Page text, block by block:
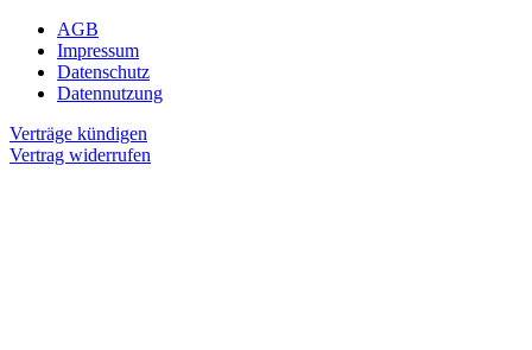
AGB
Impressum
Datenschutz
Datennutzung
Verträge kündigen
Vertrag widerrufen